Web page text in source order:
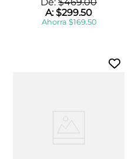
A:$299.50
Ahorra $169.50